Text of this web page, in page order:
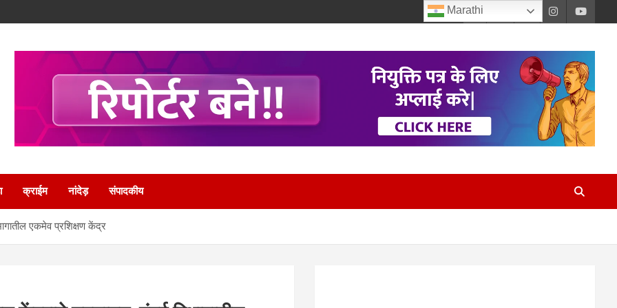
क्राईम नांदेड़ संपादकीय
एकमेव प्रशिक्षण केंद्र
Marathi